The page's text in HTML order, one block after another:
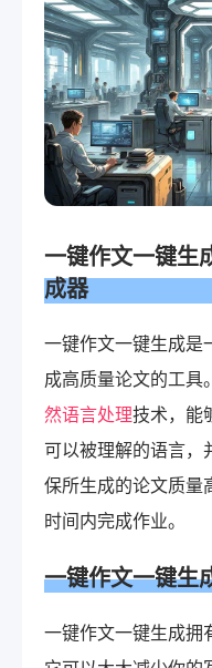
一键作文一键生
成器
一键作文一键生成是
成高质量论文的工具
然语言处理技术，能
可以被理解的语言，
保所生成的论文质量
时间内完成作业。
一键作文一键生
一键作文一键生成拥